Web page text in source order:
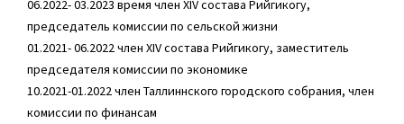
06.2022- 03.2023 время член ХIV состава Рийгикогу,
председатель комиссии по сельской жизни
01.2021- 06.2022 член ХIV состава Рийгикогу, заместитель
председателя комиссии по экономике
10.2021-01.2022 член Таллиннского городского собрания, член
комиссии по финансам